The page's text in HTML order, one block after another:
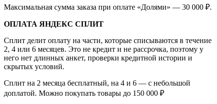
Максимальная сумма заказа при оплате «Долями» — 30 000 ₽.
ОПЛАТА ЯНДЕКС СПЛИТ
Сплит делит оплату на части, которые списываются в течение
2, 4 или 6 месяцев. Это не кредит и не рассрочка, поэтому у
него нет длинных анкет, проверки кредитной истории и
скрытых условий.
Сплит на 2 месяца бесплатный, на 4 и 6 — с небольшой
доплатой. Можно покупать товары до 150 000 ₽